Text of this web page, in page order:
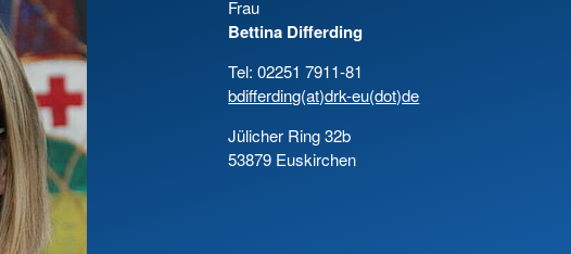
Frau
Bettina Differding
Tel: 02251 7911-81
bdifferding(at)drk-eu(dot)de
Jülicher Ring 32b
53879 Euskirchen